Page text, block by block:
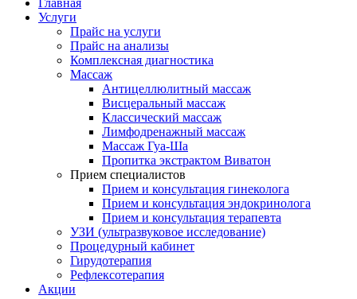
жизнь"Главная
Услуги
Прайс на услуги
Прайс на анализы
Комплексная диагностика
Массаж
Антицеллюлитный массаж
Висцеральный массаж
Классический массаж
Лимфодренажный массаж
Массаж Гуа-Ша
Пропитка экстрактом Виватон
Прием специалистов
Прием и консультация гинеколога
Прием и консультация эндокринолога
Прием и консультация терапевта
УЗИ (ультразвуковое исследование)
Процедурный кабинет
Гирудотерапия
Рефлексотерапия
Акции